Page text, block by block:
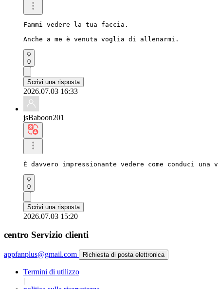
Fammi vedere la tua faccia.
Anche a me è venuta voglia di allenarmi.
0
Scrivi una risposta
2026.07.03 16:33
jsBaboon201
È davvero impressionante vedere come conduci
0
Scrivi una risposta
2026.07.03 15:20
centro Servizio clienti
appfanplus@gmail.com Richiesta di posta elettronica
Termini di utilizzo
|